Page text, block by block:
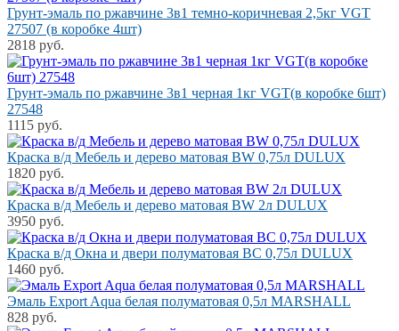
Грунт-эмаль по ржавчине 3в1 темно-коричневая 2,5кг VGT
27507 (в коробке 4шт)
2818 руб.
Грунт-эмаль по ржавчине 3в1 черная 1кг VGT(в коробке 6шт)
27548
1115 руб.
Краска в/д Мебель и дерево матовая BW 0,75л DULUX
1820 руб.
Краска в/д Мебель и дерево матовая BW 2л DULUX
3950 руб.
Краска в/д Окна и двери полуматовая BC 0,75л DULUX
1460 руб.
Эмаль Export Aqua белая полуматовая 0,5л MARSHALL
828 руб.